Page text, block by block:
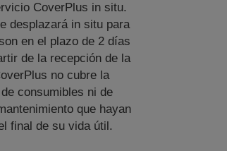
CoverPlus in situ.
desplazará in situ para
en el plazo de 2 días
de la recepción de la
no cubre la
consumibles ni de
que hayan
final de su vida útil.